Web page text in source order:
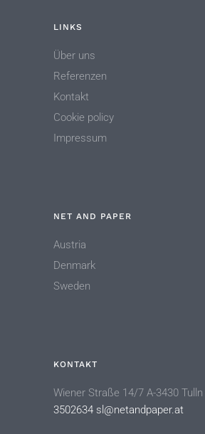
LINKS
Über uns
Referenzen
Kontakt
Cookie policy
Impressum
NET AND PAPER
Austria
Denmark
Sweden
KONTAKT
Wiener Straße 14/7 A-3430 Tulln
3502634 sl@netandpaper.at